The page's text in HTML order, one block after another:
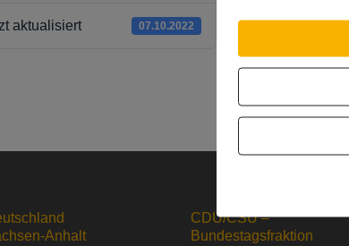
aktualisiert 07.10.2022
Anhalt
CDU/CSU –
Bundestagsfraktion